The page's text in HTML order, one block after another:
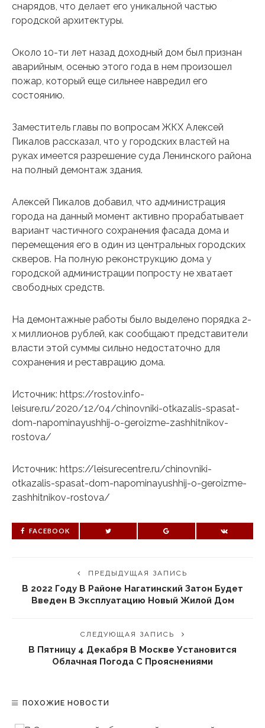
снарядов, что делает его уникальной частью
городской архитектуры.
Около 10-ти лет назад доходный дом был признан
аварийным, осенью этого года в нем произошел
пожар, который еще сильнее навредил его
состоянию.
Заместитель главы по вопросам ЖКХ Алексей
Пикалов рассказал, что у городских властей на
руках имеется разрешение суда Ленинского района
на полный демонтаж здания.
Алексей Пикалов добавил, что администрация
города на данный момент активно прорабатывает
вариант частичного сохранения фасада дома и
перемещения его в один из центральных городских
скверов. На полную реконструкцию дома у
городской администрации попросту не хватает
свободных средств.
На демонтажные работы было выделено порядка 2-
х миллионов рублей, как сообщают представители
власти этой суммы сильно недостаточно для
сохранения и реставрацию дома.
Источник: https://rostov.info-
leisure.ru/2020/12/04/chinovniki-otkazalis-spasat-
dom-napominayushhij-o-geroizme-zashhitnikov-
rostova/
Источник: https://leisurecentre.ru/chinovniki-
otkazalis-spasat-dom-napominayushhij-o-geroizme-
zashhitnikov-rostova/
FACEBOOK
ПРЕДЫДУЩАЯ ЗАПИСЬ
В 2022 Году В Районе Нагатинский Затон Будет
Введен В Эксплуатацию Новый Жилой Дом
СЛЕДУЮЩАЯ ЗАПИСЬ
В Пятницу 4 Декабря В Москве Установится
Облачная Погода С Прояснениями
ПОХОЖИЕ НОВОСТИ